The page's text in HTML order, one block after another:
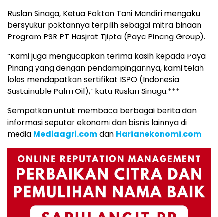
Ruslan Sinaga, Ketua Poktan Tani Mandiri mengaku
bersyukur poktannya terpilih sebagai mitra binaan
Program PSR PT Hasjrat Tjipta (Paya Pinang Group).
“Kami juga mengucapkan terima kasih kepada Paya
Pinang yang dengan pendampingannya, kami telah
lolos mendapatkan sertifikat ISPO (Indonesia
Sustainable Palm Oil),” kata Ruslan Sinaga.***
Sempatkan untuk membaca berbagai berita dan
informasi seputar ekonomi dan bisnis lainnya di
media Mediaagri.comdan Harianekonomi.com